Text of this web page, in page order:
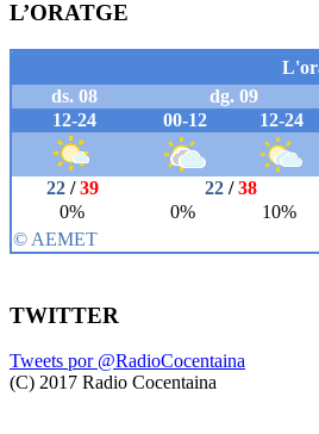
L’ORATGE
TWITTER
Tweets por @RadioCocentaina
(C) 2017 Radio Cocentaina